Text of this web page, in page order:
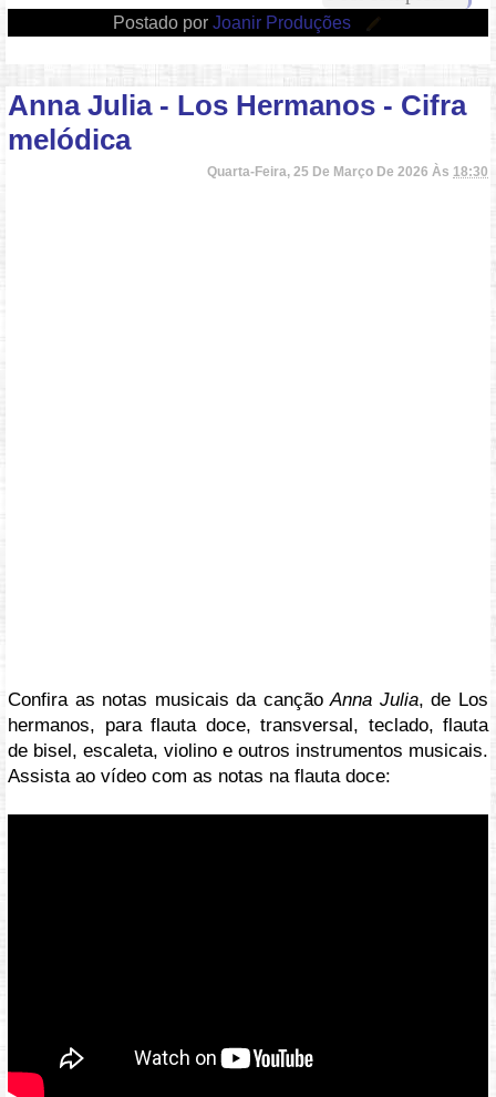
Postado por Joanir Produções
Anna Julia - Los Hermanos - Cifra
melódica
Quarta-Feira, 25 De Março De 2026 Às 18:30
Confira as notas musicais da cançãoAnna Julia, de Los
hermanos, para flauta doce, transversal, teclado, flauta
de bisel, escaleta, violino e outros instrumentos musicais.
Assista ao vídeo com as notas na flauta doce: